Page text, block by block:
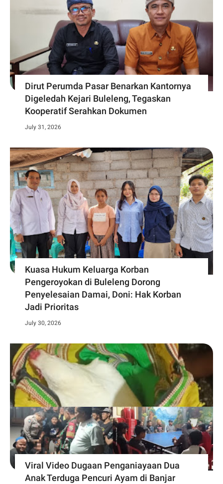
Dirut Perumda Pasar Benarkan Kantornya
Digeledah Kejari Buleleng, Tegaskan
Kooperatif Serahkan Dokumen
July 31, 2026
Kuasa Hukum Keluarga Korban
Pengeroyokan di Buleleng Dorong
Penyelesaian Damai, Doni: Hak Korban
Jadi Prioritas
July 30, 2026
Viral Video Dugaan Penganiayaan Dua
Anak Terduga Pencuri Ayam di Banjar